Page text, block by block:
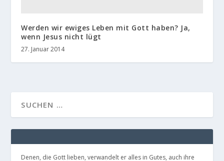
Werden wir ewiges Leben mit Gott haben? Ja,
wenn Jesus nicht lügt
27. Januar 2014
Denen, die Gott lieben, verwandelt er alles in Gutes, auch ihre